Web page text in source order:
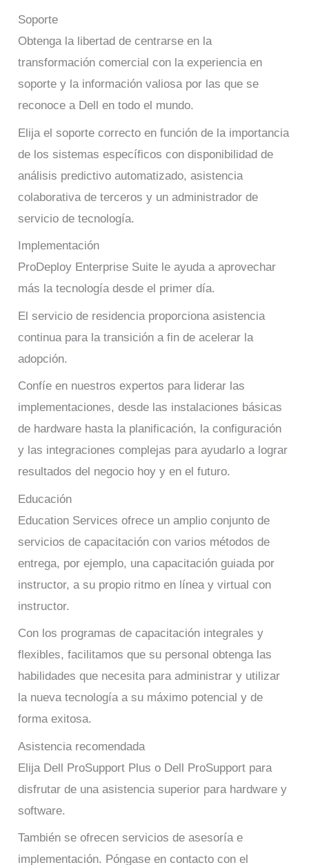
Soporte
Obtenga la libertad de centrarse en la
transformación comercial con la experiencia en
soporte y la información valiosa por las que se
reconoce a Dell en todo el mundo.
Elija el soporte correcto en función de la importancia
de los sistemas específicos con disponibilidad de
análisis predictivo automatizado, asistencia
colaborativa de terceros y un administrador de
servicio de tecnología.
Implementación
ProDeploy Enterprise Suite le ayuda a aprovechar
más la tecnología desde el primer día.
El servicio de residencia proporciona asistencia
continua para la transición a fin de acelerar la
adopción.
Confíe en nuestros expertos para liderar las
implementaciones, desde las instalaciones básicas
de hardware hasta la planificación, la configuración
y las integraciones complejas para ayudarlo a lograr
resultados del negocio hoy y en el futuro.
Educación
Education Services ofrece un amplio conjunto de
servicios de capacitación con varios métodos de
entrega, por ejemplo, una capacitación guiada por
instructor, a su propio ritmo en línea y virtual con
instructor.
Con los programas de capacitación integrales y
flexibles, facilitamos que su personal obtenga las
habilidades que necesita para administrar y utilizar
la nueva tecnología a su máximo potencial y de
forma exitosa.
Asistencia recomendada
Elija Dell ProSupport Plus o Dell ProSupport para
disfrutar de una asistencia superior para hardware y
software.
También se ofrecen servicios de asesoría e
implementación. Póngase en contacto con el